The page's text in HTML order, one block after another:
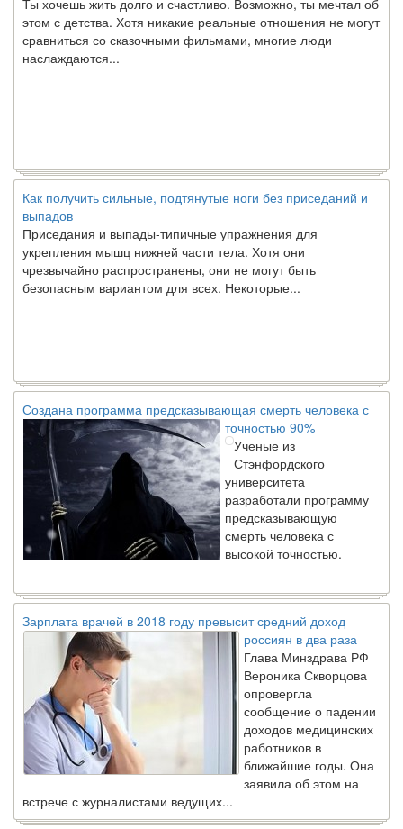
этом с детства. Хотя никакие реальные отношения не могут
сравниться со сказочными фильмами, многие люди
наслаждаются...
Как получить сильные, подтянутые ноги без приседаний и
выпадов
Приседания и выпады-типичные упражнения для
укрепления мышц нижней части тела. Хотя они
чрезвычайно распространены, они не могут быть
безопасным вариантом для всех. Некоторые...
Создана программа предсказывающая смерть человека с
точностью 90%
Ученые из
Стэнфордского
университета
разработали программу
предсказывающую
смерть человека с
высокой точностью.
Зарплата врачей в 2018 году превысит средний доход
россиян в два раза
Глава Минздрава РФ
Вероника Скворцова
опровергла
сообщение о падении
доходов медицинских
работников в
ближайшие годы. Она
заявила об этом на